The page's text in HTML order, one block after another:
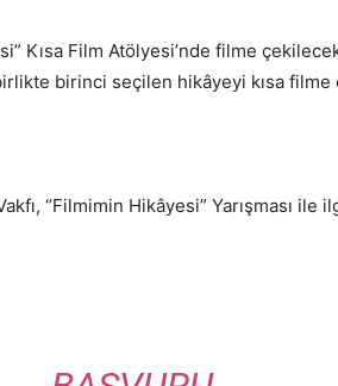
Kısa Film Atölyesi’nde filme
birinci seçilen hikâyeyi kısa
“Filmimin Hikâyesi” Yarışması ile